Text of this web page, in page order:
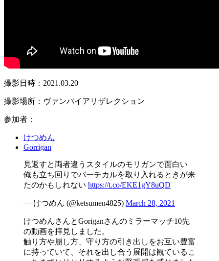
撮影日時：2021.03.20
撮影場所：ヴァンパイアリザレクション
参加者：
けつめん
Gorrigan
見返すと両者違うスタイルのモリガンで面白い
俺も立ち回りでバーチカルを取り入れるときが来
たのかもしれない https://t.co/EKE1gY8uQD
— けつめん (@ketsumen4825) March 28, 2021
けつめんさんとGoriganさんのミラーマッチ10先
の動画を拝見しました。
触り方や崩し方、守り方の引き出しをお互い豊富
に持っていて、それを出し合う展開は観ているこ